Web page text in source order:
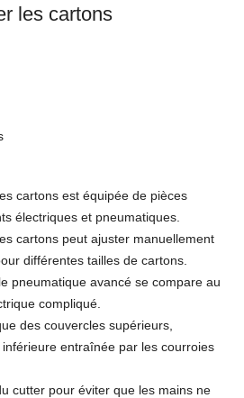
les cartons
cartons est équipée de pièces
électriques et pneumatiques.
cartons peut ajuster manuellement
différentes tailles de cartons.
pneumatique avancé se compare au
compliqué.
des couvercles supérieurs,
entraînée par les courroies
cutter pour éviter que les mains ne